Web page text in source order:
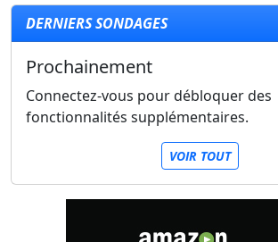
DERNIERS SONDAGES
Prochainement
Connectez-vous pour débloquer des
fonctionnalités supplémentaires.
VOIR TOUT